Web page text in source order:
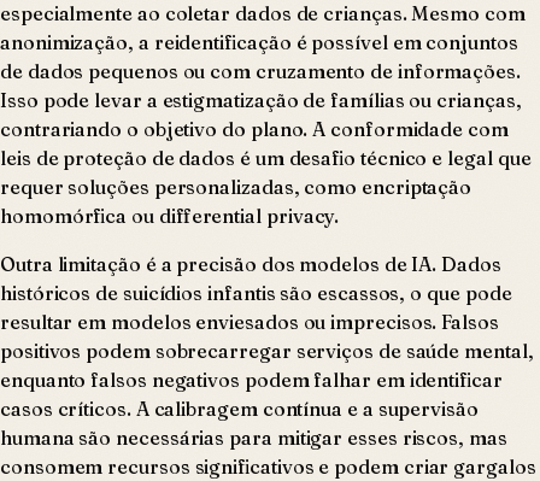
especialmente ao coletar dados de crianças. Mesmo com
anonimização, a reidentificação é possível em conjuntos
de dados pequenos ou com cruzamento de informações.
Isso pode levar a estigmatização de famílias ou crianças,
contrariando o objetivo do plano. A conformidade com
leis de proteção de dados é um desafio técnico e legal que
requer soluções personalizadas, como encriptação
homomórfica ou differential privacy.
Outra limitação é a precisão dos modelos de IA. Dados
históricos de suicídios infantis são escassos, o que pode
resultar em modelos enviesados ou imprecisos. Falsos
positivos podem sobrecarregar serviços de saúde mental,
enquanto falsos negativos podem falhar em identificar
casos críticos. A calibragem contínua e a supervisão
humana são necessárias para mitigar esses riscos, mas
consomem recursos significativos e podem criar gargalos